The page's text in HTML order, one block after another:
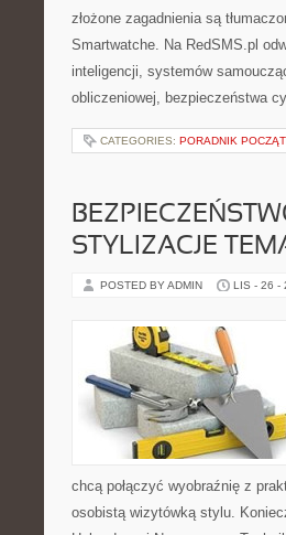
złożone zagadnienia są
Smartwatche. Na RedSMS.pl
inteligencji, systemów
obliczeniowej, bezpieczeństwa
CATEGORIES: PORADNIK
STYLIZACJE
POSTED BY ADMIN LIS - 26 -
chcą połączyć wyobraźnię z
osobistą wizytówką stylu.